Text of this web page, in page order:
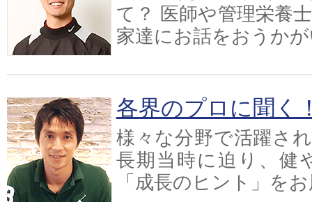
て？ 医師や管理栄養
家達にお話をおうか
各界のプロに聞く
様々な分野で活躍さ
長期当時に迫り、健
「成長のヒント」を